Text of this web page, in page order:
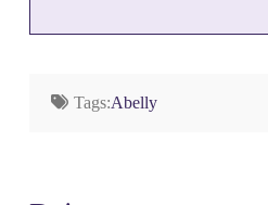
Tags:Abelly